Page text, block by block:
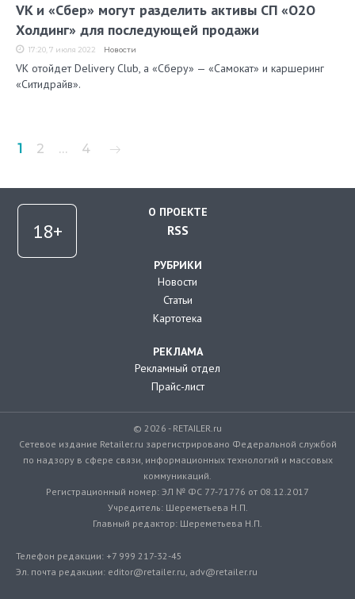
VK и «Сбер» могут разделить активы СП «О2О
Холдинг» для последующей продажи
17:20, 7 июля 2022 Новости
VK отойдет Delivery Club, а «Сберу» — «Самокат» и каршеринг
«Ситидрайв».
Пагинация
1 2 … 4
О ПРОЕКТЕ
RSS
РУБРИКИ
Новости
Статьи
Картотека
РЕКЛАМА
Рекламный отдел
Прайс-лист
© 2026 - RETAILER.ru
Сетевое издание Retailer.ru зарегистрировано Федеральной службой
по надзору в сфере связи, информационных технологий и массовых
коммуникаций.
Регистрационный номер: ЭЛ № ФС 77-71776 от 08.12.2017
Учредитель: Шереметьева Н.П.
Главный редактор: Шереметьева Н.П.
Телефон редакции: +7 999 217-32-45
Эл. почта редакции: editor@retailer.ru, adv@retailer.ru